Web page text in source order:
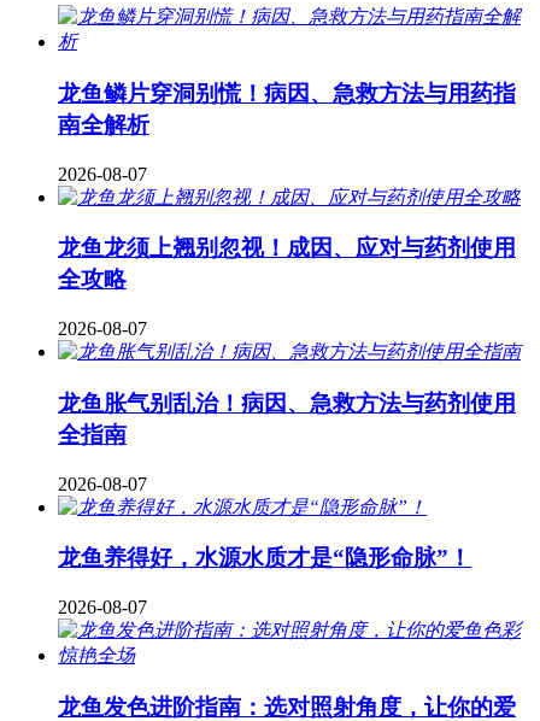
龙鱼鳞片穿洞别慌！病因、急救方法与用药指
南全解析
2026-08-07
龙鱼龙须上翘别忽视！成因、应对与药剂使用
全攻略
2026-08-07
龙鱼胀气别乱治！病因、急救方法与药剂使用
全指南
2026-08-07
龙鱼养得好，水源水质才是“隐形命脉”！
2026-08-07
龙鱼发色进阶指南：选对照射角度，让你的爱